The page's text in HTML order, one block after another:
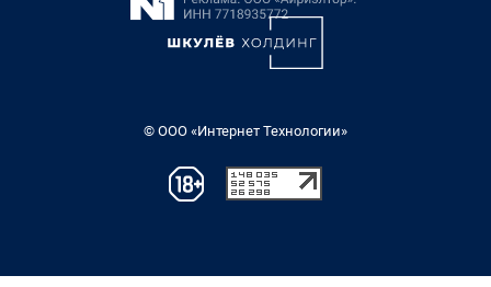
© ООО «Интернет Технологии»